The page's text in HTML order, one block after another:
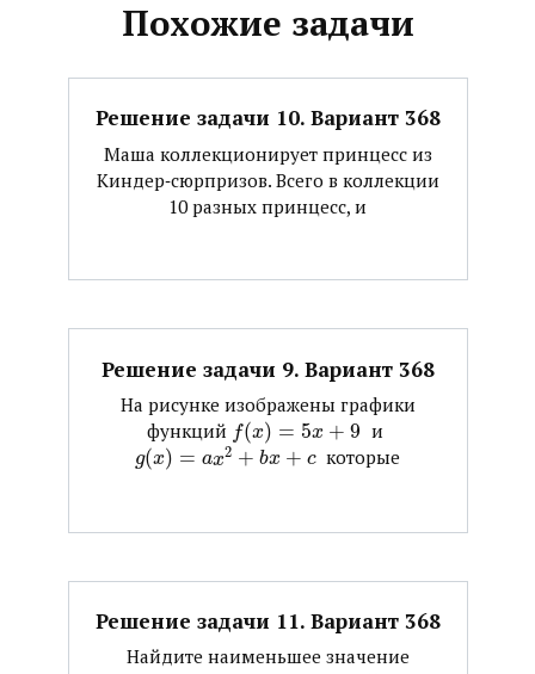
Похожие задачи
Решение задачи 10. Вариант 368
Маша коллекционирует принцесс из
Киндер‐сюрпризов. Всего в коллекции
10 разных принцесс, и
Решение задачи 9. Вариант 368
На рисунке изображены графики
функций ​ f(x) = 5x + 9 ​ и ​
g(x) = ax2 + bx + c ​ которые
Решение задачи 11. Вариант 368
Найдите наименьшее значение